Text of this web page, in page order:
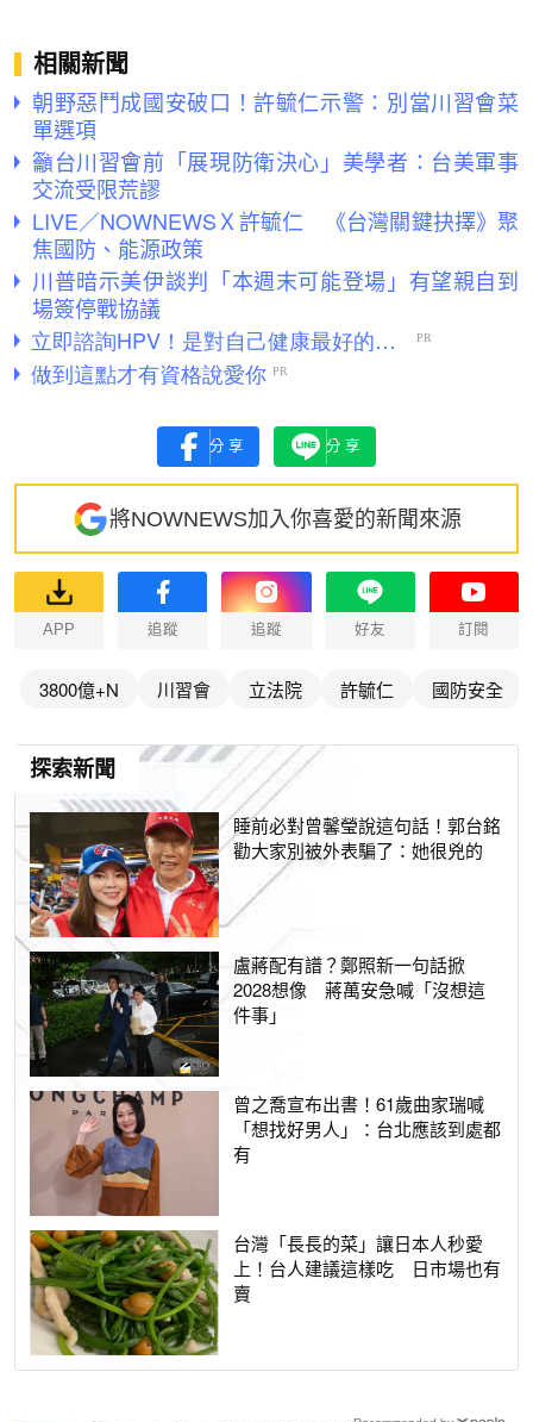
相關新聞
朝野惡鬥成國安破口！許毓仁示警：別當川習會菜
單選項
籲台川習會前「展現防衛決心」美學者：台美軍事
交流受限荒謬
LIVE／NOWNEWSＸ許毓仁 《台灣關鍵抉擇》聚
焦國防、能源政策
川普暗示美伊談判「本週末可能登場」有望親自到
場簽停戰協議
分享 分享
將NOWNEWS加入你喜愛的新聞來源
APP 追蹤 追蹤 好友 訂閱
3800億+N 川習會 立法院 許毓仁 國防安全
探索新聞
睡前必對曾馨瑩說這句話！郭台銘
勸大家別被外表騙了：她很兇的
盧蔣配有譜？鄭照新一句話掀
2028想像 蔣萬安急喊「沒想這
件事」
曾之喬宣布出書！61歲曲家瑞喊
「想找好男人」：台北應該到處都
有
台灣「長長的菜」讓日本人秒愛
上！台人建議這樣吃 日市場也有
賣